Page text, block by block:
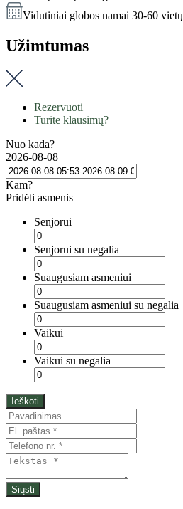
Vidutiniai globos namai 30-60 vietų
Užimtumas
Rezervuoti
Turite klausimų?
Nuo kada?
2026-08-08
Kam?
Pridėti asmenis
Senjorui
Senjorui su negalia
Suaugusiam asmeniui
Suaugusiam asmeniui su negalia
Vaikui
Vaikui su negalia
Ieškoti